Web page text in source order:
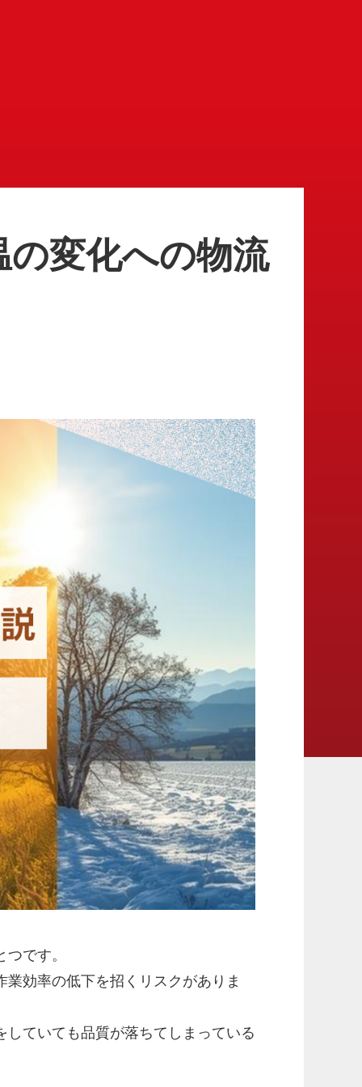
変化への物流
です。
効率の低下を招くリスクがありま
ていても品質が落ちてしまっている